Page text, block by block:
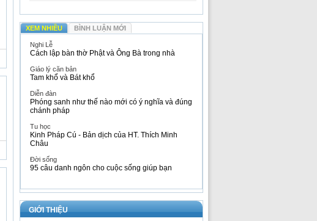
XEM NHIỀU BÌNH LUẬN MỚI
Nghi Lễ
Cách lập bàn thờ Phật và Ông Bà trong nhà
Giáo lý căn bản
Tam khổ và Bát khổ
Diễn đàn
Phóng sanh như thế nào mới có ý nghĩa và đúng
chánh pháp
Tu học
Kinh Pháp Cú - Bản dịch của HT. Thích Minh
Châu
Đời sống
95 câu danh ngôn cho cuộc sống giúp bạn
GIỚI THIỆU